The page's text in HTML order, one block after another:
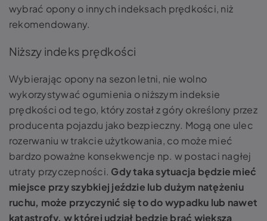
wybrać opony o innych indeksach prędkości, niż
rekomendowany.
Niższy indeks prędkości
Wybierając opony na sezon letni, nie wolno
wykorzystywać ogumienia o niższym indeksie
prędkości od tego, który został z góry określony przez
producenta pojazdu jako bezpieczny. Mogą one ulec
rozerwaniu w trakcie użytkowania, co może mieć
bardzo poważne konsekwencje np. w postaci nagłej
utraty przyczepności. Gdy taka sytuacja będzie mieć
miejsce przy szybkiej jeździe lub dużym natężeniu
ruchu, może przyczynić się to do wypadku lub nawet
katastrofy, w której udział będzie brać większa